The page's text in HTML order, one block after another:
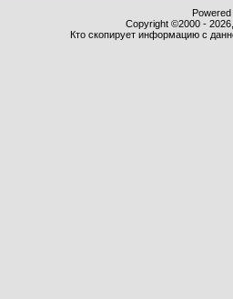
Copyright ©2000 -
Кто скопирует информацию с